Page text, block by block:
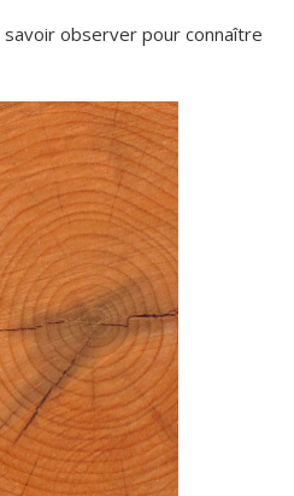
savoir observer pour connaître